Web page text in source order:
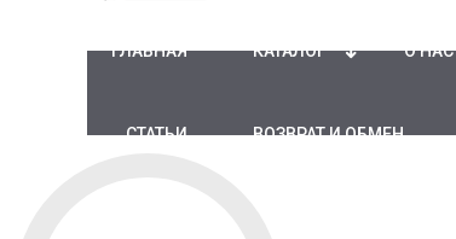
ГЛАВНАЯ КАТАЛОГ О НАС
СТАТЬИ ВОЗВРАТ И ОБМЕН